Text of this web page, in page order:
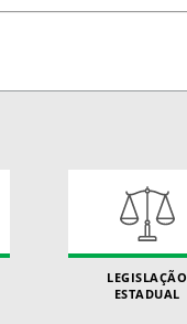
LEGISLAÇÃO
ESTADUAL